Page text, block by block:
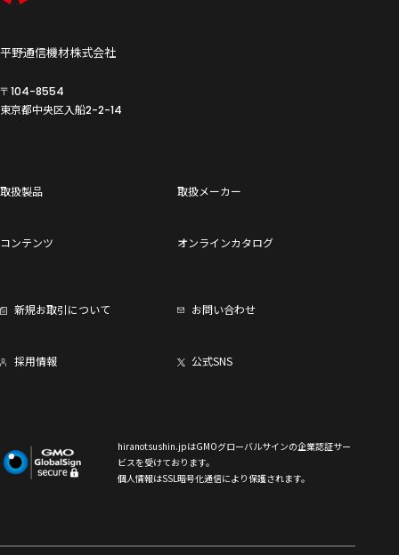
平野通信機材株式会社
〒104-8554
東京都中央区入船2-2-14
取扱製品 取扱メーカー
コンテンツ オンラインカタログ
新規お取引について お問い合わせ
採用情報 公式SNS
hiranotsushin.jpはGMOグローバルサインの企業認証サー
ビスを受けております。
個人情報はSSL暗号化通信により保護されます。